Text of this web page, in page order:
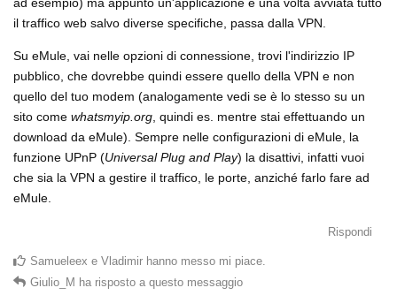
il traffico web salvo diverse specifiche, passa dalla VPN.
Su eMule, vai nelle opzioni di connessione, trovi l'indirizzio IP
pubblico, che dovrebbe quindi essere quello della VPN e non
quello del tuo modem (analogamente vedi se è lo stesso su un
sito come whatsmyip.org , quindi es. mentre stai effettuando un
download da eMule). Sempre nelle configurazioni di eMule, la
funzione UPnP (Universal Plug and Play) la disattivi, infatti vuoi
che sia la VPN a gestire il traffico, le porte, anziché farlo fare ad
eMule.
Rispondi
Samueleex e Vladimir hanno messo mi piace
Giulio_M ha risposto a questo messaggio